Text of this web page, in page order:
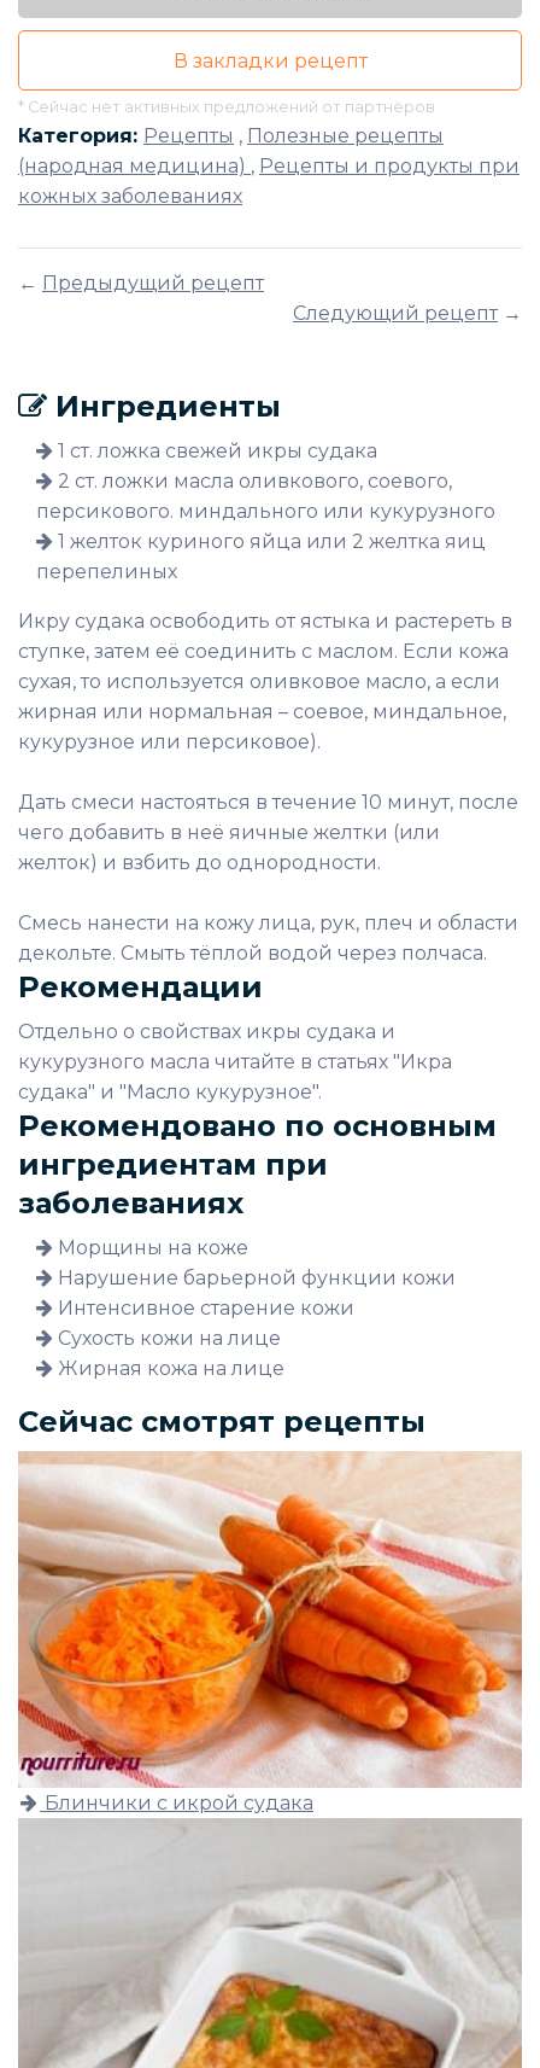
В закладки рецепт
* Сейчас нет активных предложений от партнёров
Категория: Рецепты , Полезные рецепты
(народная медицина) , Рецепты и продукты при
кожных заболеваниях
← Предыдущий рецепт
Следующий рецепт→
Ингредиенты
1 ст. ложка свежей икры судака
2 ст. ложки масла оливкового, соевого,
персикового. миндального или кукурузного
1 желток куриного яйца или 2 желтка яиц
перепелиных
Икру судака освободить от ястыка и растереть в
ступке, затем её соединить с маслом. Если кожа
сухая, то используется оливковое масло, а если
жирная или нормальная – соевое, миндальное,
кукурузное или персиковое).
Дать смеси настояться в течение 10 минут, после
чего добавить в неё яичные желтки (или
желток) и взбить до однородности.
Смесь нанести на кожу лица, рук, плеч и области
декольте. Смыть тёплой водой через полчаса.
Рекомендации
Отдельно о свойствах икры судака и
кукурузного масла читайте в статьях "Икра
судака" и "Масло кукурузное".
Рекомендовано по основным
ингредиентам при
заболеваниях
Морщины на коже
Нарушение барьерной функции кожи
Интенсивное старение кожи
Сухость кожи на лице
Жирная кожа на лице
Сейчас смотрят рецепты
Блинчики с икрой судака